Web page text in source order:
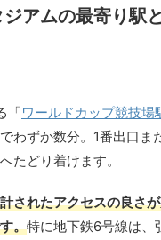
アムの最寄り駅
「ワールドカップ競技場
わずか数分。1番出口ま
たどり着けます。
されたアクセスの良さ
。特に地下鉄6号線は、